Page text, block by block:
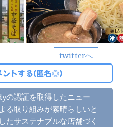
twitterへ
ントする(匿名◎)
の認証を取得したニュー
る取り組みが素晴らしいと
たサステナブルな店舗づく